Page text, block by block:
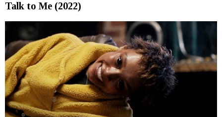
Talk to Me (2022)